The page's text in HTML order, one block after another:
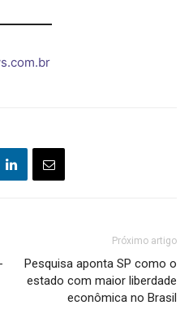
Próximo artigo
Pesquisa aponta SP como o
estado com maior liberdade
econômica no Brasil